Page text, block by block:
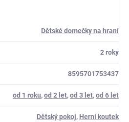
Dětské domečky na hraní
2 roky
8595701753437
od 1 roku,od 2 let,od 3 let,od 6 let
Dětský pokoj, Herní koutek